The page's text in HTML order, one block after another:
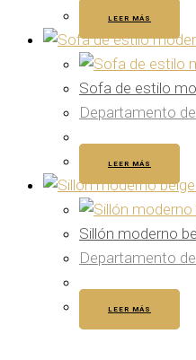
LEER MÁS
Sofa de estilo
Departamento
LEER MÁS
Sillón moderno
Departamento
LEER MÁS